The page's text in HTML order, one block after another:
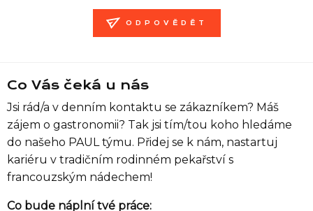
ODPOVĚDĚT
Co Vás čeká u nás
Jsi rád/a v denním kontaktu se zákazníkem? Máš
zájem o gastronomii? Tak jsi tím/tou koho hledáme
do našeho PAUL týmu. Přidej se k nám, nastartuj
kariéru v tradičním rodinném pekařství s
francouzským nádechem!
Co bude náplní tvé práce: